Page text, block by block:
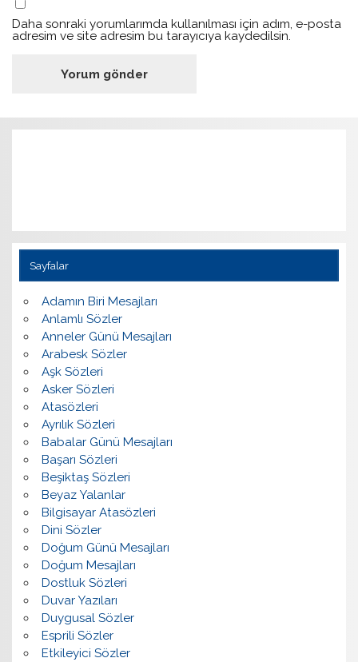
Daha sonraki yorumlarımda kullanılması için adım, e-posta
adresim ve site adresim bu tarayıcıya kaydedilsin.
Sayfalar
Adamın Biri Mesajları
Anlamlı Sözler
Anneler Günü Mesajları
Arabesk Sözler
Aşk Sözleri
Asker Sözleri
Atasözleri
Ayrılık Sözleri
Babalar Günü Mesajları
Başarı Sözleri
Beşiktaş Sözleri
Beyaz Yalanlar
Bilgisayar Atasözleri
Dini Sözler
Doğum Günü Mesajları
Doğum Mesajları
Dostluk Sözleri
Duvar Yazıları
Duygusal Sözler
Esprili Sözler
Etkileyici Sözler